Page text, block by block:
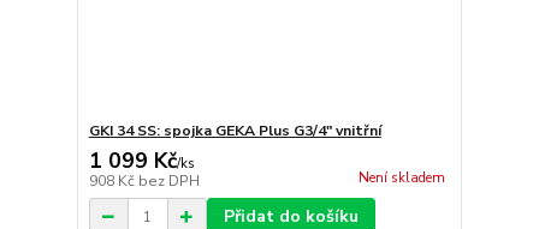
GKI 34 SS: spojka GEKA Plus G3/4" vnitřní
1 099 Kč/ks
908 Kč bez DPH Není skladem
Přidat do košíku